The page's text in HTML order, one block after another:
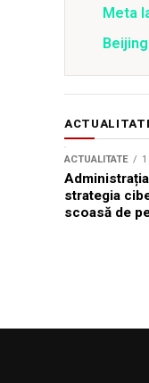
Meta
ACTUALITATE
strategia
scoasă de